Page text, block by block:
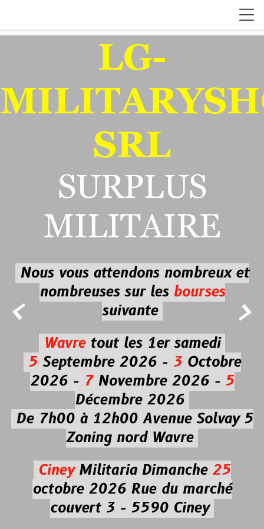
 
LG-
SRL
SURPLUS
MILITAIRE
Nous vous attendons nombreux et
nombreuses sur les bourses
suivante
Wavretout les 1er samedi
5Septembre 2026 - 3Octobre
2026 -7Novembre 2026 - 5
Décembre 2026
De 7h00 à 12h00 Avenue Solvay 5
Zoning nord Wavre
CineyMilitaria Dimanche 25
octobre 2026Rue du marché
couvert 3 - 5590 Ciney